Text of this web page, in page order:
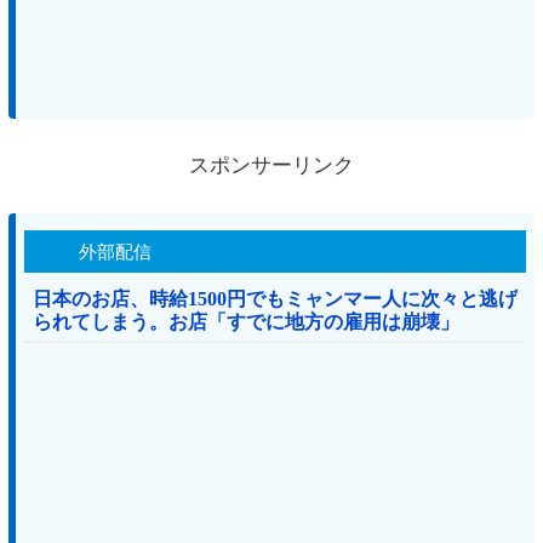
スポンサーリンク
外部配信
日本のお店、時給1500円でもミャンマー人に次々と逃げ
られてしまう。お店「すでに地方の雇用は崩壊」